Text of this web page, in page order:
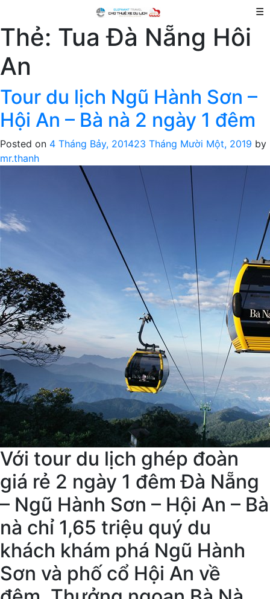
☰
Thẻ: Tua Đà Nẵng Hôi
An
Tour du lịch Ngũ Hành Sơn –
Hội An – Bà nà 2 ngày 1 đêm
Posted on 4 Tháng Bảy, 201423 Tháng Mười Một, 2019 by
mr.thanh
Với tour du lịch ghép đoàn
giá rẻ 2 ngày 1 đêm Đà Nẵng
– Ngũ Hành Sơn – Hội An – Bà
nà chỉ 1,65 triệu quý du
khách khám phá Ngũ Hành
Sơn và phố cổ Hội An về